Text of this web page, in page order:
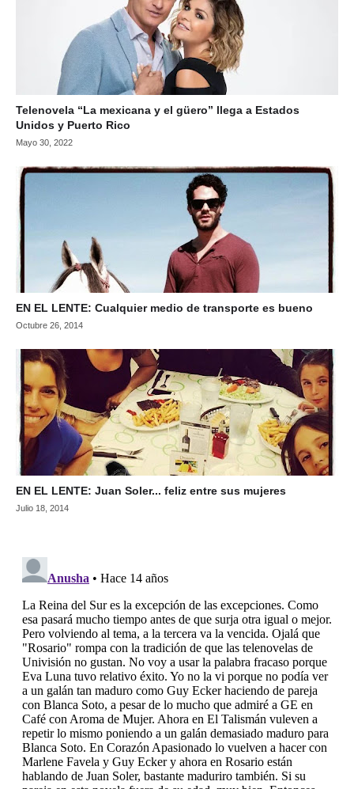
Telenovela “La mexicana y el güero” llega a Estados
Unidos y Puerto Rico
Mayo 30, 2022
EN EL LENTE: Cualquier medio de transporte es bueno
Octubre 26, 2014
EN EL LENTE: Juan Soler... feliz entre sus mujeres
Julio 18, 2014